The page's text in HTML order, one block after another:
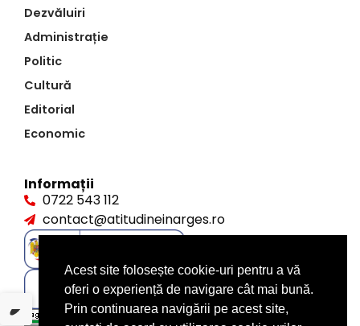
Dezvăluiri
Administrație
Politic
Cultură
Editorial
Economic
Informații
0722 543 112
contact@atitudineinarges.ro
Acest site folosește cookie-uri pentru a vă
oferi o experiență de navigare cât mai bună.
Prin continuarea navigării pe acest site,